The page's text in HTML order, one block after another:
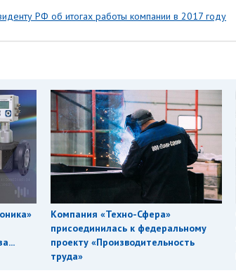
РФ об итогах работы компании в 2017 году
Компания «Техно-Сфера»
присоединилась к федеральному
проекту «Производительность
труда»